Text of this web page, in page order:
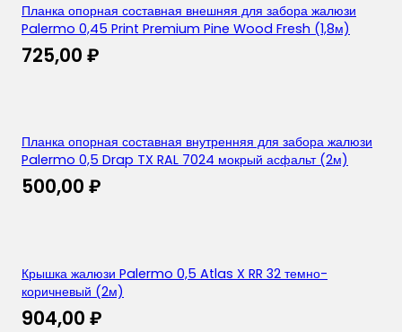
Планка опорная составная внешняя для забора жалюзи
Palermo 0,45 Print Premium Pine Wood Fresh (1,8м)
725,00 ₽
Планка опорная составная внутренняя для забора жалюзи
Palermo 0,5 Drap TX RAL 7024 мокрый асфальт (2м)
500,00 ₽
Крышка жалюзи Palermo 0,5 Atlas X RR 32 темно-
коричневый (2м)
904,00 ₽